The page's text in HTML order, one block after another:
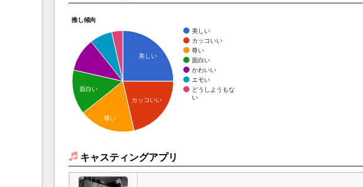
推し傾向
美しい
カッコいい
尊い
面白い
かわいい
エモい
どうしようもな
い
美しい
カッコいい
面白い
尊い
キャスティングアプリ